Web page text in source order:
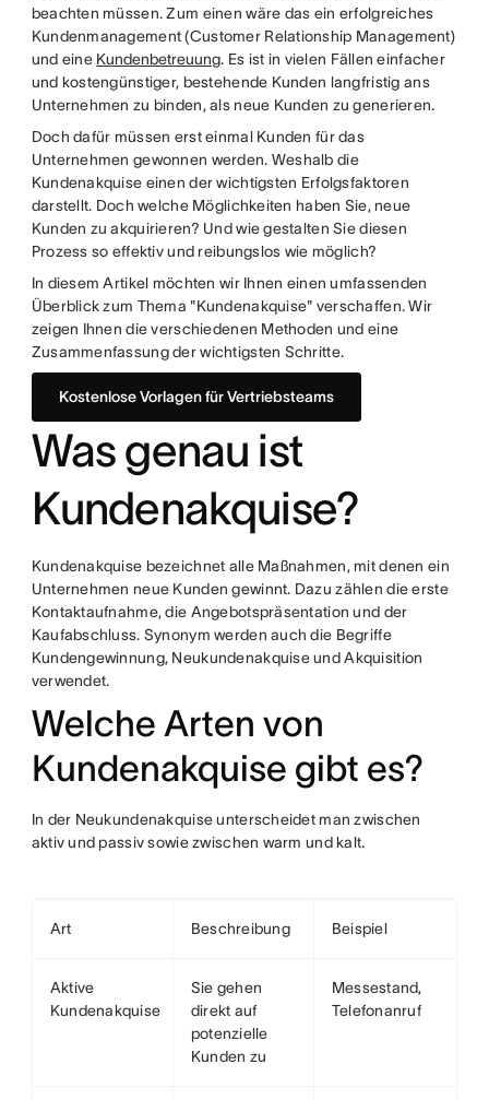
beachten müssen. Zum einen wäre das ein erfolgreiches
Kundenmanagement (Customer Relationship Management)
und eine Kundenbetreuung. Es ist in vielen Fällen einfacher
und kostengünstiger, bestehende Kunden langfristig ans
Unternehmen zu binden, als neue Kunden zu generieren.
Doch dafür müssen erst einmal Kunden für das
Unternehmen gewonnen werden. Weshalb die
Kundenakquise einen der wichtigsten Erfolgsfaktoren
darstellt. Doch welche Möglichkeiten haben Sie, neue
Kunden zu akquirieren? Und wie gestalten Sie diesen
Prozess so effektiv und reibungslos wie möglich?
In diesem Artikel möchten wir Ihnen einen umfassenden
Überblick zum Thema "Kundenakquise" verschaffen. Wir
zeigen Ihnen die verschiedenen Methoden und eine
Zusammenfassung der wichtigsten Schritte.
Kostenlose Vorlagen für Vertriebsteams
Was genau ist
Kundenakquise?
Kundenakquise bezeichnet alle Maßnahmen, mit denen ein
Unternehmen neue Kunden gewinnt. Dazu zählen die erste
Kontaktaufnahme, die Angebotspräsentation und der
Kaufabschluss. Synonym werden auch die Begriffe
Kundengewinnung, Neukundenakquise und Akquisition
verwendet.
Welche Arten von
Kundenakquise gibt es?
In der Neukundenakquise unterscheidet man zwischen
aktiv und passiv sowie zwischen warm und kalt.
Art Beschreibung Beispiel
Aktive
Kundenakquise
Sie gehen
direkt auf
potenzielle
Kunden zu
Messestand,
Telefonanruf